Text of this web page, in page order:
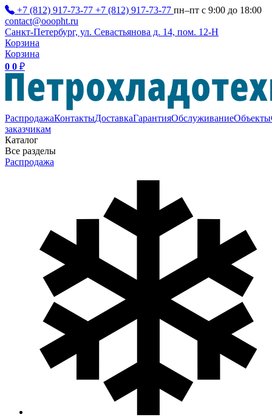
+7 (812) 917-73-77 +7 (812) 917-73-77 пн–пт с 9:00 до 18:00
contact@ooopht.ru
Санкт-Петербург, ул. Севастьянова д. 14, пом. 12-Н
Корзина
Корзина
0 0 ₽
РаспродажаКонтактыДоставкаГарантияОбслуживаниеОбъекты
заказчикам
Каталог
Все разделы
Распродажа